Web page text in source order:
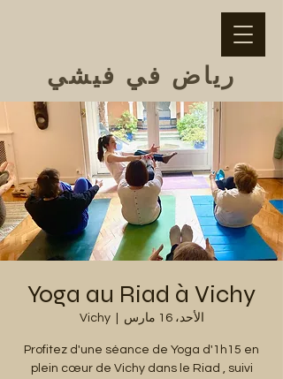
رياض في فيشي
Yoga au Riad à Vichy
الأحد، 16 مارس
  |
Vichy
Profitez d'une séance de Yoga d'1h15 en
plein cœur de Vichy dans le Riad , suivi